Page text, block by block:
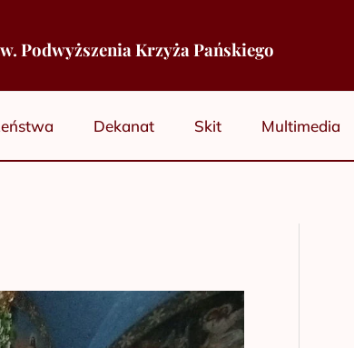
Podwyższenia Krzyża Pańskiego
Dekanat Skit Multimedia